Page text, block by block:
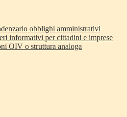
obblighi amministrativi
informativi per cittadini e imprese
OIV o struttura analoga